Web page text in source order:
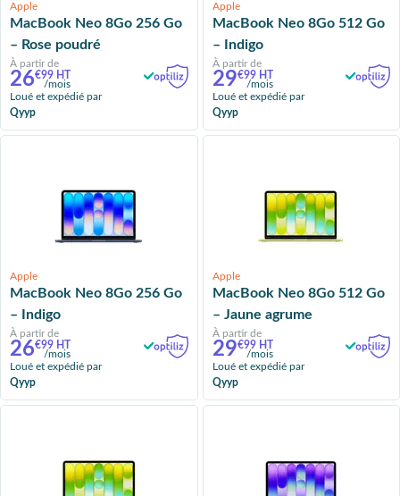
Apple
MacBook Neo 8Go 256 Go
– Rose poudré
À partir de
26€99 HT
/mois
Loué et expédié par
Qyyp
Apple
MacBook Neo 8Go 512 Go
– Indigo
À partir de
29€99 HT
/mois
Loué et expédié par
Qyyp
Apple
MacBook Neo 8Go 256 Go
– Indigo
À partir de
26€99 HT
/mois
Loué et expédié par
Qyyp
Apple
MacBook Neo 8Go 512 Go
– Jaune agrume
À partir de
29€99 HT
/mois
Loué et expédié par
Qyyp